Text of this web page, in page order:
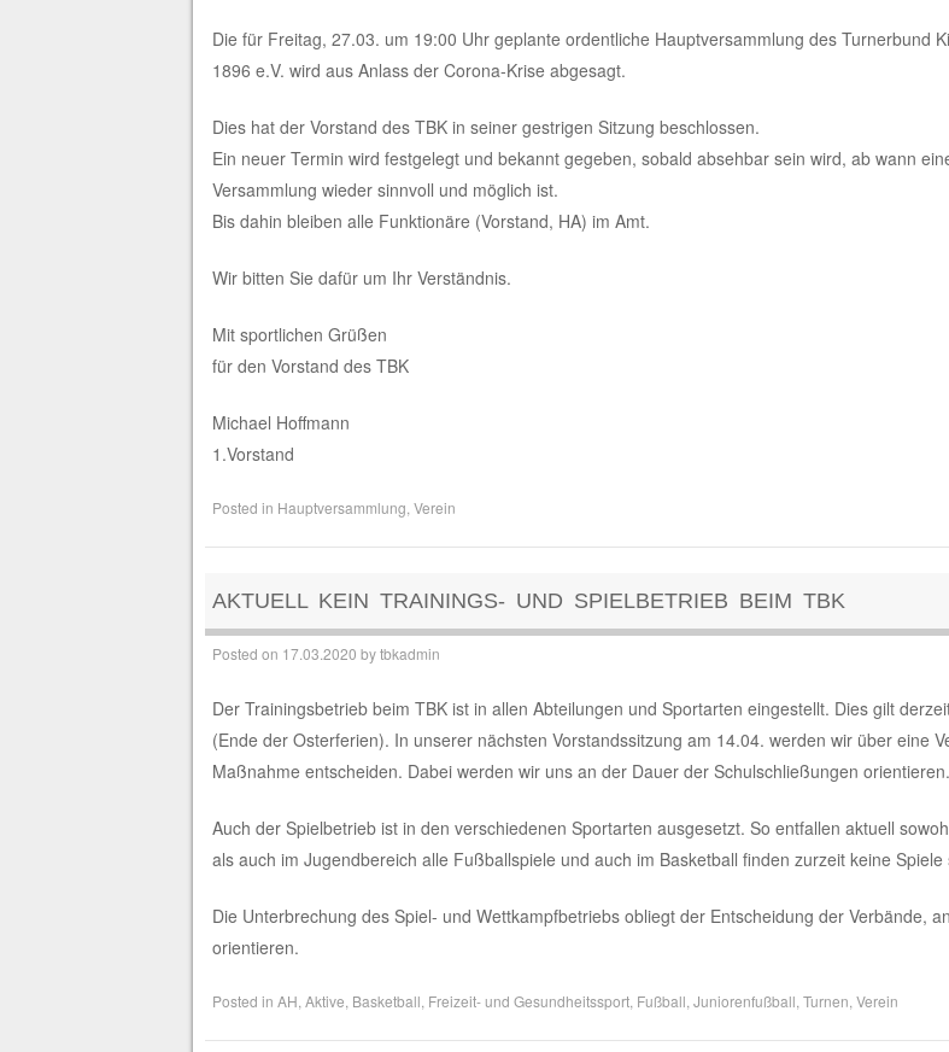
Die für Freitag, 27.03. um 19:00 Uhr geplante ordentliche Hauptversammlung des Turnerbund
1896 e.V. wird aus Anlass der Corona-Krise abgesagt.
Dies hat der Vorstand des TBK in seiner gestrigen Sitzung beschlossen.
Ein neuer Termin wird festgelegt und bekannt gegeben, sobald absehbar sein wird, ab wann
Versammlung wieder sinnvoll und möglich ist.
Bis dahin bleiben alle Funktionäre (Vorstand, HA) im Amt.
Wir bitten Sie dafür um Ihr Verständnis.
Mit sportlichen Grüßen
für den Vorstand des TBK
Michael Hoffmann
1.Vorstand
Posted in Hauptversammlung Verein
AKTUELL KEIN TRAININGS- UND SPIELBETRIEB BEIM TBK
Posted on 17.03.2020 bytbkadmin
Der Trainingsbetrieb beim TBK ist in allen Abteilungen und Sportarten eingestellt. Dies gilt
(Ende der Osterferien). In unserer nächsten Vorstandssitzung am 14.04. werden wir über eine
Maßnahme entscheiden. Dabei werden wir uns an der Dauer der Schulschließungen orientieren.
Auch der Spielbetrieb ist in den verschiedenen Sportarten ausgesetzt. So entfallen aktuell
als auch im Jugendbereich alle Fußballspiele und auch im Basketball finden zurzeit keine Spiele
Die Unterbrechung des Spiel- und Wettkampfbetriebs obliegt der Entscheidung der Verbände,
orientieren.
Posted in AH Aktive Basketball Freizeit- und Gesundheitssport, Fußball Juniorenfußball Turnen Verein